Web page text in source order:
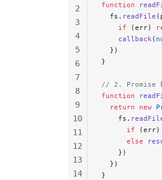
function
  fs.
readFile
    if
(err)
    callback
(
  })
}
// 2. Promise
function
  return
new
    fs.
      if
(err)
      else
    })
  })
}
2
3
4
5
6
7
8
9
10
11
12
13
14